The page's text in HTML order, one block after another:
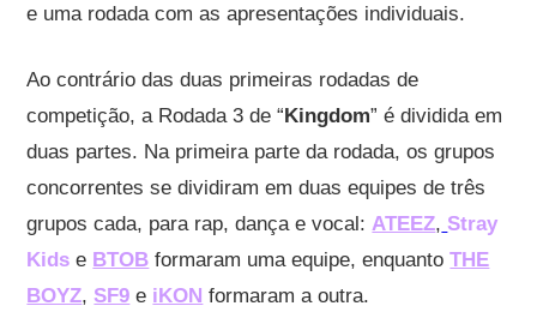
e uma rodada com as apresentações individuais.
Ao contrário das duas primeiras rodadas de
competição, a Rodada 3 de “Kingdom” é dividida em
duas partes. Na primeira parte da rodada, os grupos
concorrentes se dividiram em duas equipes de três
grupos cada, para rap, dança e vocal: ATEEZ, Stray
Kids e BTOB formaram uma equipe, enquantoTHE
BOYZ,SF9 e iKON formaram a outra.